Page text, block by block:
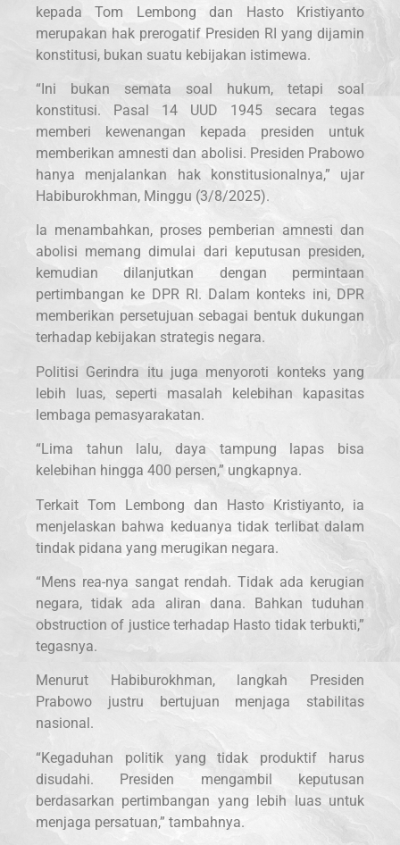
kepada Tom Lembong dan Hasto Kristiyanto
merupakan hak prerogatif Presiden RI yang dijamin
konstitusi, bukan suatu kebijakan istimewa.
“Ini bukan semata soal hukum, tetapi soal
konstitusi. Pasal 14 UUD 1945 secara tegas
memberi kewenangan kepada presiden untuk
memberikan amnesti dan abolisi. Presiden Prabowo
hanya menjalankan hak konstitusionalnya,” ujar
Habiburokhman, Minggu (3/8/2025).
Ia menambahkan, proses pemberian amnesti dan
abolisi memang dimulai dari keputusan presiden,
kemudian dilanjutkan dengan permintaan
pertimbangan ke DPR RI. Dalam konteks ini, DPR
memberikan persetujuan sebagai bentuk dukungan
terhadap kebijakan strategis negara.
Politisi Gerindra itu juga menyoroti konteks yang
lebih luas, seperti masalah kelebihan kapasitas
lembaga pemasyarakatan.
“Lima tahun lalu, daya tampung lapas bisa
kelebihan hingga 400 persen,” ungkapnya.
Terkait Tom Lembong dan Hasto Kristiyanto, ia
menjelaskan bahwa keduanya tidak terlibat dalam
tindak pidana yang merugikan negara.
“Mens rea-nya sangat rendah. Tidak ada kerugian
negara, tidak ada aliran dana. Bahkan tuduhan
obstruction of justice terhadap Hasto tidak terbukti,”
tegasnya.
Menurut Habiburokhman, langkah Presiden
Prabowo justru bertujuan menjaga stabilitas
nasional.
“Kegaduhan politik yang tidak produktif harus
disudahi. Presiden mengambil keputusan
berdasarkan pertimbangan yang lebih luas untuk
menjaga persatuan,” tambahnya.